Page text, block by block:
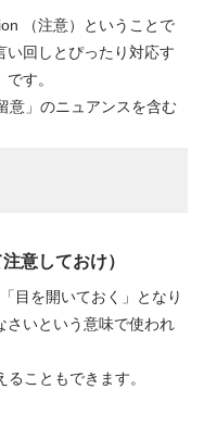
（注意）ということで
い回しとぴったり対応す
す。
意」のニュアンスを含む
意しておけ）
目を開いておく」となり
さいという意味で使われ
ることもできます。